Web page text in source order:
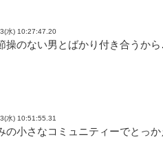
水) 10:27:47.20
操のない男とばかり付き合うか
水) 10:51:55.31
の小さなコミュニティーでとっか